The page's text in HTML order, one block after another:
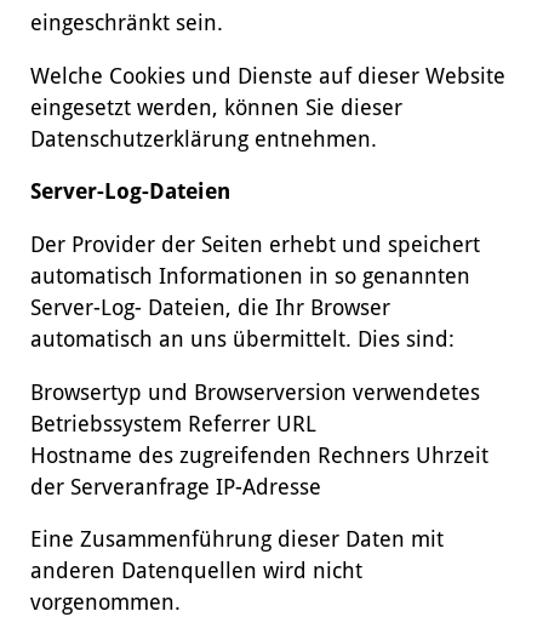
eingeschränkt sein.
Welche Cookies und Dienste auf dieser Website
eingesetzt werden, können Sie dieser
Datenschutzerklärung entnehmen.
Server-Log-Dateien
Der Provider der Seiten erhebt und speichert
automatisch Informationen in so genannten
Server-Log- Dateien, die Ihr Browser
automatisch an uns übermittelt. Dies sind:
Browsertyp und Browserversion verwendetes
Betriebssystem Referrer URL
Hostname des zugreifenden Rechners Uhrzeit
der Serveranfrage IP-Adresse
Eine Zusammenführung dieser Daten mit
anderen Datenquellen wird nicht
vorgenommen.